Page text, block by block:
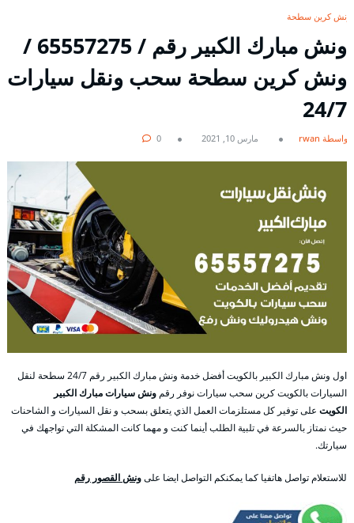
ونش كرين سطحة
ونش مبارك الكبير رقم / 65557275 /
ونش كرين سطحة سحب ونقل سيارات
24/7
بواسطة rwan مارس 10, 2021 0
اول ونش مبارك الكبير بالكويت أفضل خدمة ونش مبارك الكبير رقم 24/7 سطحة لنقل
السيارات بالكويت كرين سحب سيارات نوفر رقم ونش سيارات مبارك الكبير
الكويت على توفير كل مستلزمات العمل الذي يتعلق بسحب و نقل السيارات و الشاحنات
حيث نمتاز بالسرعة في تلبية الطلب أينما كنت و مهما كانت المشكلة التي تواجهك في
سيارتك.
للاستعلام تواصل هاتفيا كما يمكنكم التواصل ايضا علىونش القصور رقم